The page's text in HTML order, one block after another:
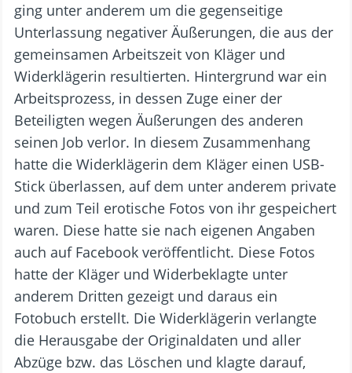
ging unter anderem um die gegenseitige
Unterlassung negativer Äußerungen, die aus der
gemeinsamen Arbeitszeit von Kläger und
Widerklägerin resultierten. Hintergrund war ein
Arbeitsprozess, in dessen Zuge einer der
Beteiligten wegen Äußerungen des anderen
seinen Job verlor. In diesem Zusammenhang
hatte die Widerklägerin dem Kläger einen USB-
Stick überlassen, auf dem unter anderem private
und zum Teil erotische Fotos von ihr gespeichert
waren. Diese hatte sie nach eigenen Angaben
auch auf Facebook veröffentlicht. Diese Fotos
hatte der Kläger und Widerbeklagte unter
anderem Dritten gezeigt und daraus ein
Fotobuch erstellt. Die Widerklägerin verlangte
die Herausgabe der Originaldaten und aller
Abzüge bzw. das Löschen und klagte darauf,